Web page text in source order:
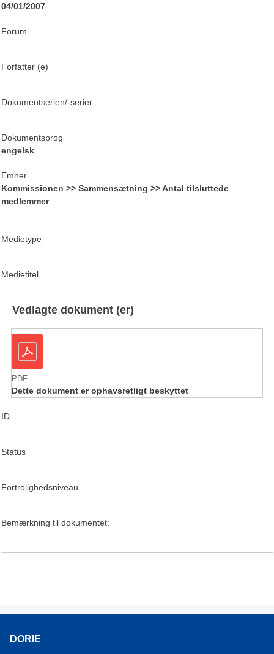
04/01/2007
Forum
Forfatter (e)
Dokumentserien/-serier
Dokumentsprog
engelsk
Emner
Kommissionen >> Sammensætning >> Antal tilsluttede
medlemmer
Medietype
Medietitel
Vedlagte dokument (er)
PDF
Dette dokument er ophavsretligt beskyttet
ID
Status
Fortrolighedsniveau
Bemærkning til dokumentet:
DORIE